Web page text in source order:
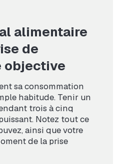
alimentaire
de
objective
sa consommation
habitude. Tenir un
trois à cinq
Notez tout ce
ainsi que votre
de la prise